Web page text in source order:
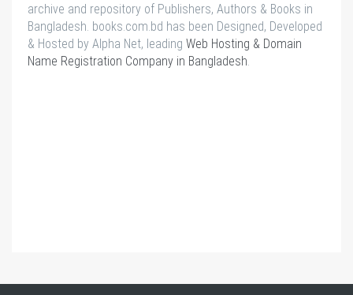
archive and repository of Publishers, Authors & Books in
Bangladesh. books.com.bd has been Designed, Developed
& Hosted by Alpha Net, leading Web Hosting & Domain
Name Registration Company in Bangladesh